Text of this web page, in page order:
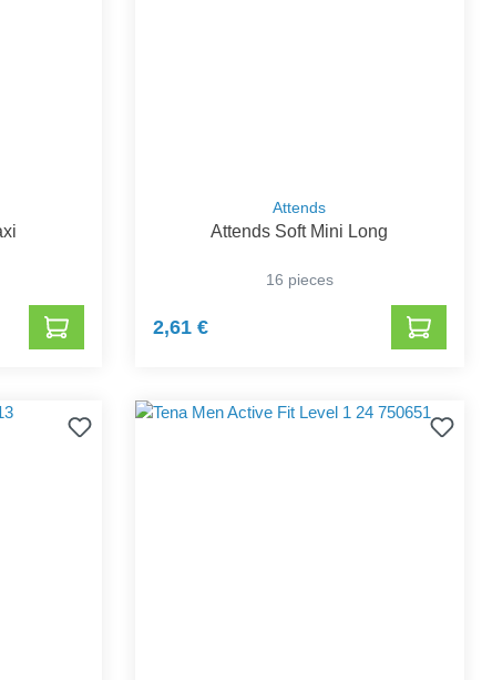
Attends
Attends Soft Mini Long
16 pieces
2,61 €